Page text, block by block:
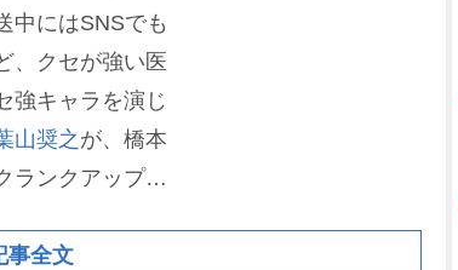
中にはSNSでも
、クセが強い医
強キャラを演じ
山奨之 が、橋本
ランクアップ。
演じた八木は
事全文